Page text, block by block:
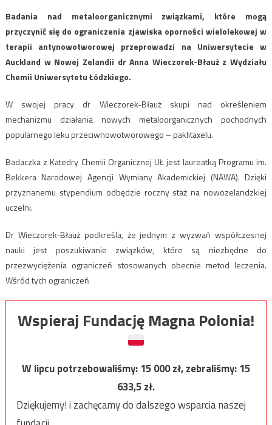
Badania nad metaloorganicznymi związkami, które mogą
przyczynić się do ograniczenia zjawiska oporności wielolekowej w
terapii antynowotworowej przeprowadzi na Uniwersytecie w
Auckland w Nowej Zelandii dr Anna Wieczorek-Błauż z Wydziału
Chemii Uniwersytetu Łódzkiego.
W swojej pracy dr Wieczorek-Błauż skupi nad określeniem
mechanizmu działania nowych metaloorganicznych pochodnych
popularnego leku przeciwnowotworowego – paklitaxelu.
Badaczka z Katedry Chemii Organicznej UŁ jest laureatką Programu im.
Bekkera Narodowej Agencji Wymiany Akademickiej (NAWA). Dzięki
przyznanemu stypendium odbędzie roczny staż na nowozelandzkiej
uczelni.
Dr Wieczorek-Błauż podkreśla, że jednym z wyzwań współczesnej
nauki jest poszukiwanie związków, które są niezbędne do
przezwyciężenia ograniczeń stosowanych obecnie metod leczenia.
Wśród tych ograniczeń
Wspieraj Fundację Magna Polonia!
W lipcu potrzebowaliśmy:15 000zł, zebraliśmy:15
633,5zł.
Dziękujemy! i zachęcamy do dalszego wsparcia naszej